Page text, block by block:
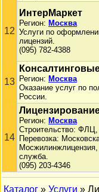
12
ИнтерМаркет
Регион: Москва
Услуги по
лицензий.
(095) 782-4388
13 Регион: Москва
Оказание услуг по
России.
14
Регион: Москва
Строительство: ФЛЦ,
Перевозка:
служба.
(095) 203-4346
Каталог » Услуги »